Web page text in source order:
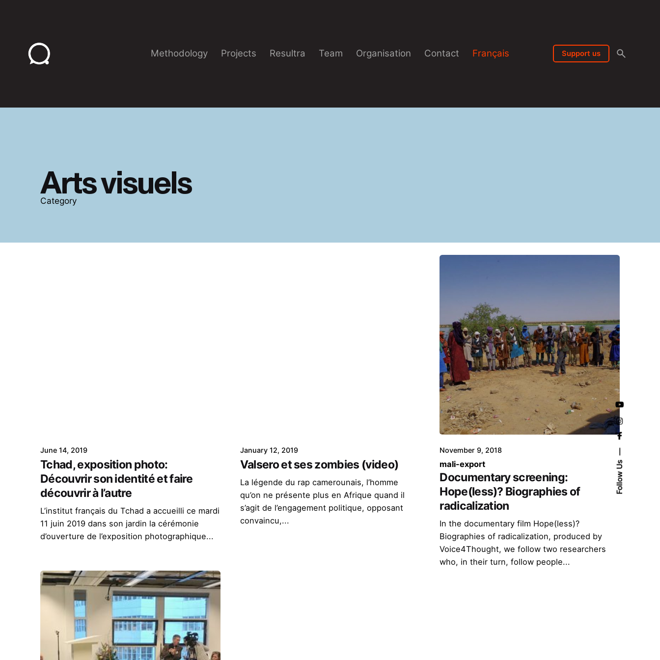
Follow Us
Methodology Projects Resultra Team Organisation Contact Français Support us
Arts visuels
Category
June 14, 2019
Tchad, exposition photo:
Découvrir son identité et faire
découvrir à l’autre
L’institut français du Tchad a accueilli ce mardi
11 juin 2019 dans son jardin la cérémonie
d’ouverture de l’exposition photographique...
January 12, 2019
Valsero et ses zombies (video)
La légende du rap camerounais, l’homme
qu’on ne présente plus en Afrique quand il
s’agit de l’engagement politique, opposant
convaincu,...
November 9, 2018
mali-export
Documentary screening:
Hope(less)? Biographies of
radicalization
In the documentary film Hope(less)?
Biographies of radicalization, produced by
Voice4Thought, we follow two researchers
who, in their turn, follow people...